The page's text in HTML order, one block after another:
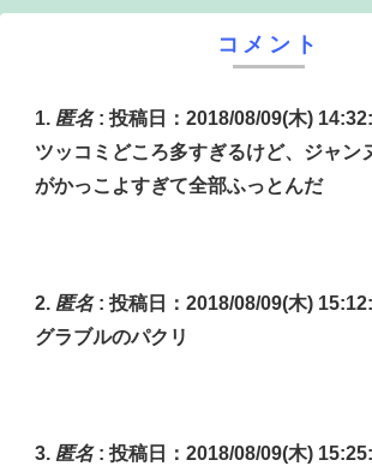
コメント
匿名: 投稿日：2018/08/09(木)
ツッコミどころ多すぎるけど、ジャン
がかっこよすぎて全部ふっとんだ
匿名: 投稿日：2018/08/09(木)
グラブルのパクリ
匿名: 投稿日：2018/08/09(木)